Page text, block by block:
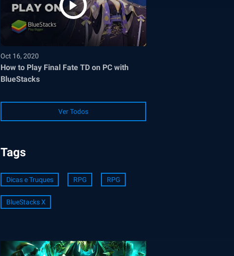
Oct 16, 2020
How to Play Final Fate TD on PC with
BlueStacks
Ver Todos
Tags
Dicas e Truques RPG RPG
BlueStacks X